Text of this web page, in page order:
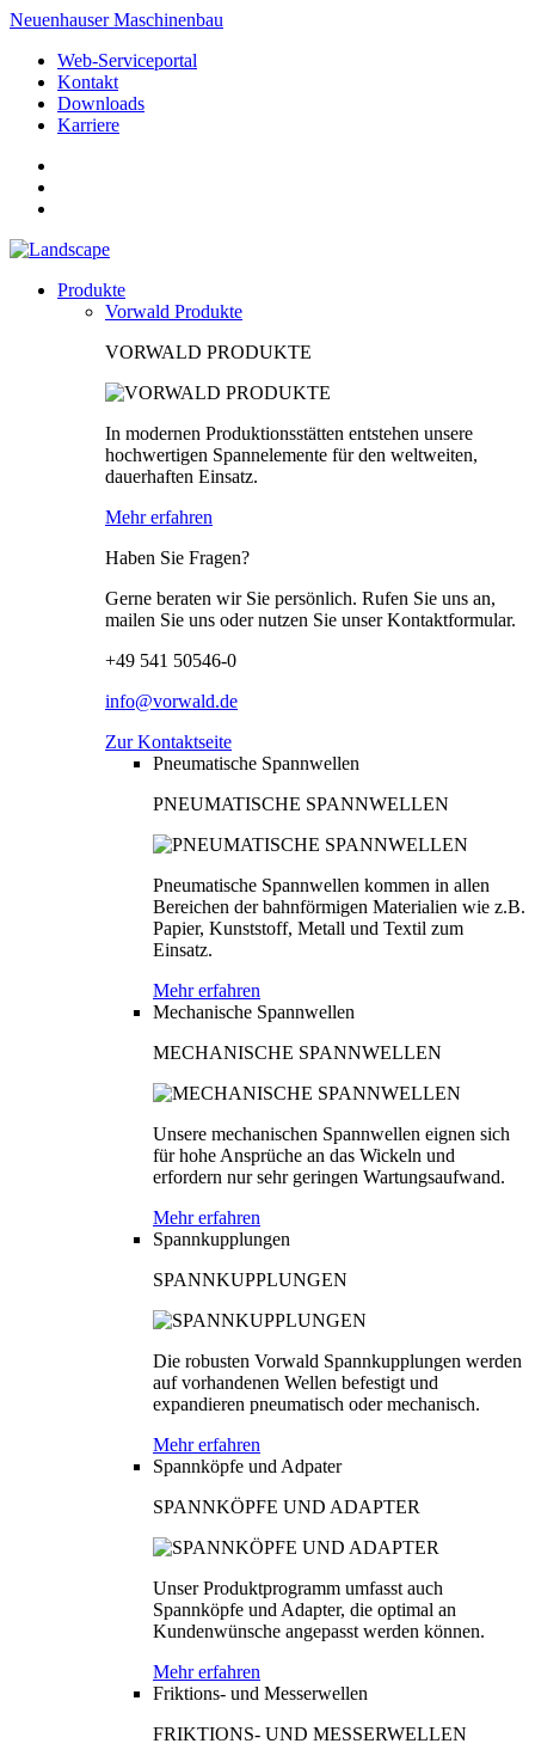
Neuenhauser Maschinenbau
Web-Serviceportal
Kontakt
Downloads
Karriere
Produkte
Vorwald Produkte
VORWALD PRODUKTE
In modernen Produktionsstätten entstehen unsere
hochwertigen Spannelemente für den weltweiten,
dauerhaften Einsatz.
Mehr erfahren
Haben Sie Fragen?
Gerne beraten wir Sie persönlich. Rufen Sie uns an,
mailen Sie uns oder nutzen Sie unser Kontaktformular.
+49 541 50546-0
info@vorwald.de
Zur Kontaktseite
Pneumatische Spannwellen
PNEUMATISCHE SPANNWELLEN
Pneumatische Spannwellen kommen in allen
Bereichen der bahnförmigen Materialien wie z.B.
Papier, Kunststoff, Metall und Textil zum
Einsatz.
Mehr erfahren
Mechanische Spannwellen
MECHANISCHE SPANNWELLEN
Unsere mechanischen Spannwellen eignen sich
für hohe Ansprüche an das Wickeln und
erfordern nur sehr geringen Wartungsaufwand.
Mehr erfahren
Spannkupplungen
SPANNKUPPLUNGEN
Die robusten Vorwald Spannkupplungen werden
auf vorhandenen Wellen befestigt und
expandieren pneumatisch oder mechanisch.
Mehr erfahren
Spannköpfe und Adpater
SPANNKÖPFE UND ADAPTER
Unser Produktprogramm umfasst auch
Spannköpfe und Adapter, die optimal an
Kundenwünsche angepasst werden können.
Mehr erfahren
Friktions- und Messerwellen
FRIKTIONS- UND MESSERWELLEN